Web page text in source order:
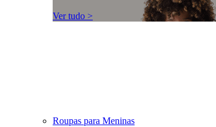
Ver tudo >
Roupas para Meninas